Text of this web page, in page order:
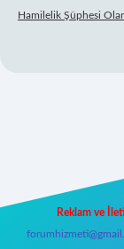
Hamilelik Şüphesi
Reklam ve